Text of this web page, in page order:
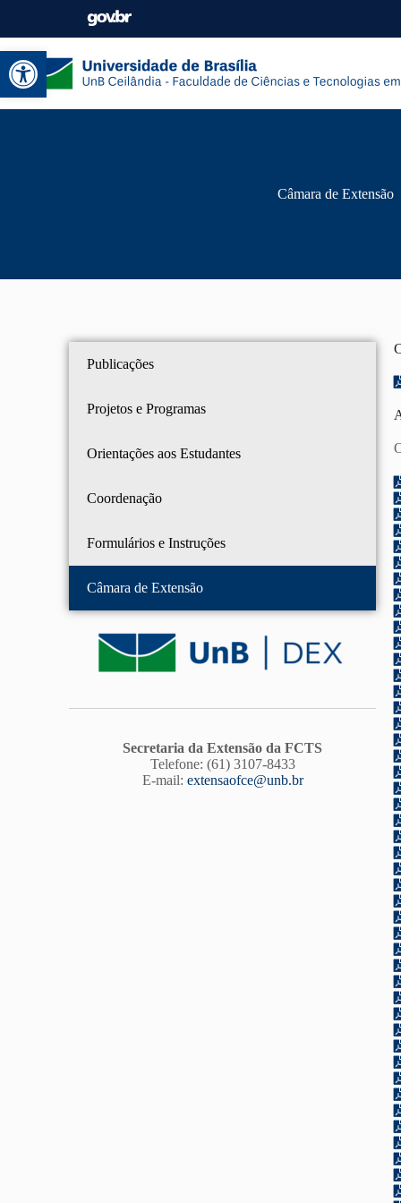
Abrir a barra de ferramentas
Câmara de Extensão
Publicações
Projetos e Programas
Orientações aos Estudantes
Coordenação
Formulários e Instruções
Câmara de Extensão
Secretaria da Extensão da FCTS
Telefone: (61) 3107-8433
E-mail: extensaofce@unb.br